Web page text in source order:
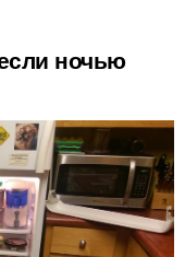
ночью